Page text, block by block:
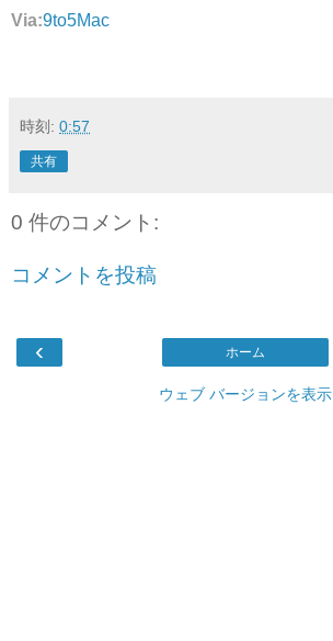
Via:9to5Mac
時刻: 0:57
共有
0 件のコメント:
コメントを投稿
‹ ホーム
ウェブ バージョンを表示